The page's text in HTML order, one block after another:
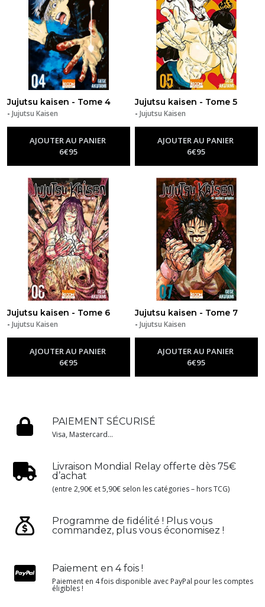
Jujutsu kaisen - Tome 4
- Jujutsu Kaisen
AJOUTER AU PANIER
6€95
Jujutsu kaisen - Tome 5
-Jujutsu Kaisen
AJOUTER AU PANIER
6€95
Jujutsu kaisen - Tome 6
- Jujutsu Kaisen
AJOUTER AU PANIER
6€95
Jujutsu kaisen - Tome 7
-Jujutsu Kaisen
AJOUTER AU PANIER
6€95
PAIEMENT SÉCURISÉ
Visa, Mastercard...
Livraison Mondial Relay offerte dès 75€
d’achat
(entre 2,90€ et 5,90€ selon les catégories – hors TCG)
Programme de fidélité ! Plus vous
commandez, plus vous économisez !
Paiement en 4 fois !
Paiement en 4 fois disponible avec PayPal pour les comptes
éligibles !